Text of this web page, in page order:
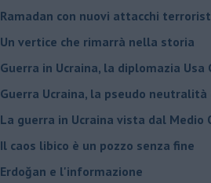
Ramadan con nuovi attacchi
Un vertice che rimarrà nella storia
Guerra in Ucraina, la diplomazia Usa
Guerra Ucraina, la pseudo neutralità
La guerra in Ucraina vista dal Medio
​Il caos libico è un pozzo senza fine
Erdoğan e l'informazione